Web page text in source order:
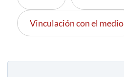
Vinculación con el medio